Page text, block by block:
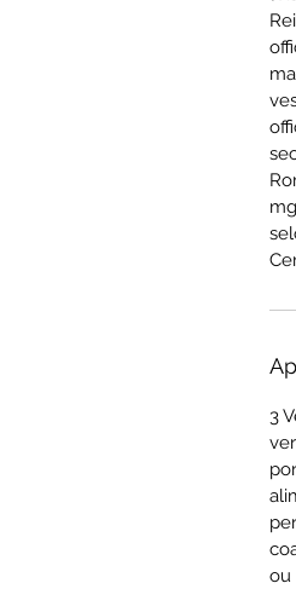
3
ou